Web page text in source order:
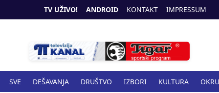
TV UŽIVO! ANDROID KONTAKT IMPRESSUM
SVE DEŠAVANJA DRUŠTVO IZBORI KULTURA